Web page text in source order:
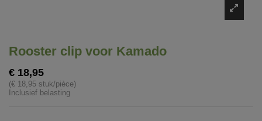
Rooster clip voor Kamado
€ 18,95
(€ 18,95 stuk/pièce)
Inclusief belasting